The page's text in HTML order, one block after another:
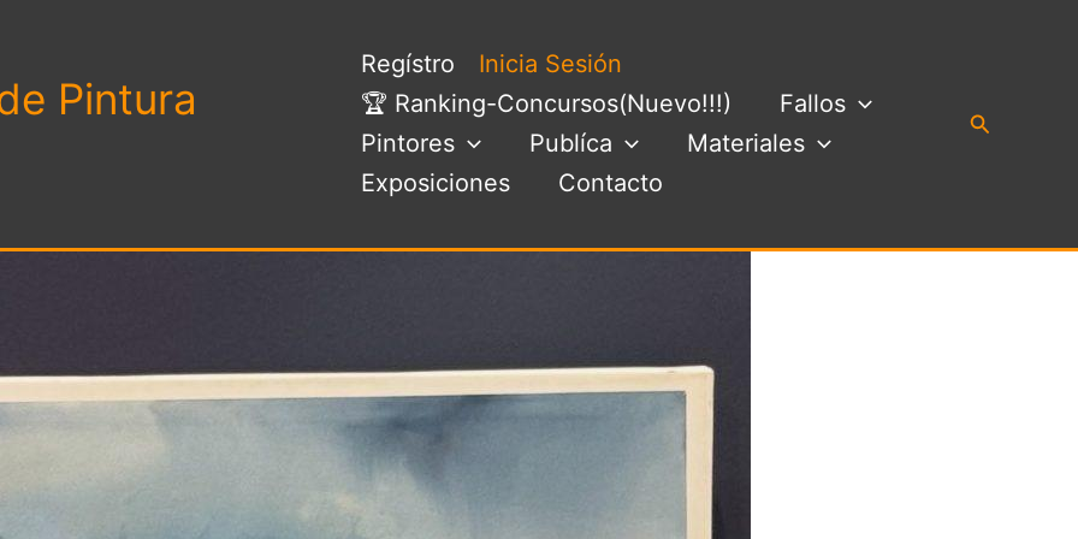
Pintura
Regístro
Inicia Sesión
🏆 Ranking-Concursos(Nuevo!!!)
Fallos
Pintores
Publíca
Materiales
Exposiciones
Contacto
Buscar